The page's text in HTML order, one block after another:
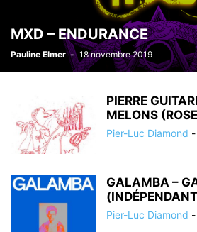
MXD – ENDURANCE
Pauline Elmer - 18 novembre 2019
PIERRE
MELONS
Pier-Luc Diamond -
GALAMBA –
Pier-Luc Diamond -